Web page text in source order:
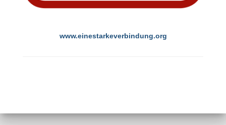
www.einestarkeverbindung.org